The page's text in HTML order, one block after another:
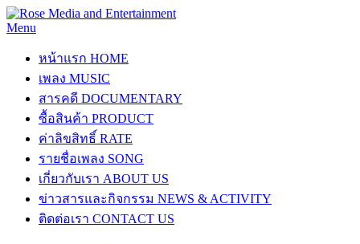
Menu
หน้าแรก HOME
เพลง MUSIC
สารคดี DOCUMENTARY
ซื้อสินค้า PRODUCT
ค่าลิขสิทธิ์ RATE
รายชื่อเพลง SONG
เกี่ยวกับเรา ABOUT US
ข่าวสารและกิจกรรม NEWS & ACTIVITY
ติดต่อเรา CONTACT US